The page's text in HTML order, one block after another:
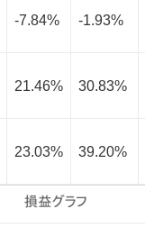
-7.84% -1.93%
21.46% 30.83%
23.03% 39.20%